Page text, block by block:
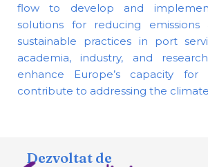
flow to develop and
solutions for reducing
sustainable practices in port
academia, industry, and
enhance Europe’s capacity for
contribute to addressing the climate
Dezvoltat de